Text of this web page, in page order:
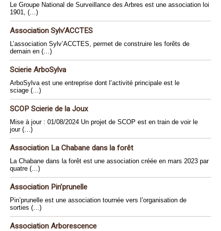
Le Groupe National de Surveillance des Arbres est une association loi
1901, (…)
Association Sylv’ACCTES
L’association Sylv’ACCTES, permet de construire les forêts de
demain en (…)
Scierie ArboSylva
ArboSylva est une entreprise dont l’activité principale est le
sciage (…)
SCOP Scierie de la Joux
Mise à jour : 01/08/2024 Un projet de SCOP est en train de voir le
jour (…)
Association La Chabane dans la forêt
La Chabane dans la forêt est une association créée en mars 2023 par
quatre (…)
Association Pin’prunelle
Pin’prunelle est une association tournée vers l’organisation de
sorties (…)
Association Arborescence